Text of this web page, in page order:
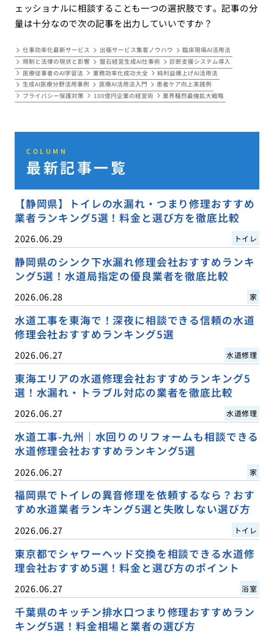
ェッショナルに相談することも一つの選択肢です。記事の分
量は十分なので次の記事を出力していいですか？
仕事効率化最新サービス 出張サービス集客ノウハウ
臨床現場AI活用法
規制と法律の現状と影響
盤石経営生成AI仕事術
診断支援システム導入
医療従事者のAI学習法
業務効率化成功大全
純利益爆上げAI活用法
生成AI医療分野活用事例
医療AI活用法入門
患者ケア向上実践例
プライバシー保護対策
100億円企業の経営術 業界騒然最強拡大戦略
COLUMN
最新記事一覧
【静岡県】トイレの水漏れ・つまり修理おすすめ
業者ランキング5選！料金と選び方を徹底比較
2026.06.29 トイレ
静岡県のシンク下水漏れ修理会社おすすめランキ
ング5選！水道局指定の優良業者を徹底比較
2026.06.28 家
水道工事を東海で！深夜に相談できる信頼の水道
修理会社おすすめランキング5選
2026.06.27 水道修理
東海エリアの水道修理会社おすすめランキング5
選！水漏れ・トラブル対応の業者を徹底比較
2026.06.27 水道修理
水道工事-九州｜水回りのリフォームも相談できる
水道修理会社おすすめランキング5選
2026.06.27 家
福岡県でトイレの異音修理を依頼するなら？おす
すめ水道業者ランキング5選と失敗しない選び方
2026.06.27 トイレ
東京都でシャワーヘッド交換を相談できる水道修
理会社おすすめ5選！料金と選び方のポイント
2026.06.27 浴室
千葉県のキッチン排水口つまり修理おすすめラン
キング5選！料金相場と業者の選び方